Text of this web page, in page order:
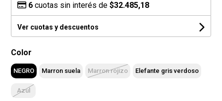
6 cuotas sin interés de$32.485,18
Ver cuotas y descuentos
Color
NEGRO Marron suela Marron rojizo Elefante gris verdoso
Azul